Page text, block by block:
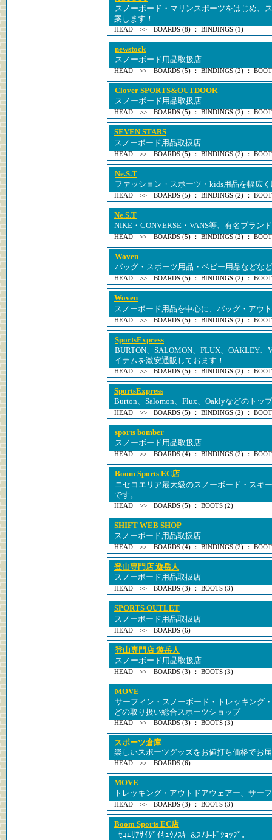
スノーボード・マリンスポーツをはじめ、
案します！
HEAD >> BOARDS (8) ： BINDINGS (1)
newstock
スノーボード用品取扱店
HEAD >> BOARDS (5) ： BINDINGS (2) ：
Clover SPORTS&OUTDOOR
スノーボード用品取扱店
HEAD >> BOARDS (5) ： BINDINGS (2) ：
SEVEN STARS
スノーボード用品取扱店
HEAD >> BOARDS (5) ： BINDINGS (2) ：
Ne.S.T
ファッション・スポーツ・kids用品を幅広
HEAD >> BOARDS (5) ： BINDINGS (2) ：
Ne.S.T
NIKE・CONVERSE・VANS等、有名ブラン
HEAD >> BOARDS (5) ： BINDINGS (2) ：
Woven
バッグ・スポーツ用品・ベビー用品などな
HEAD >> BOARDS (5) ： BINDINGS (2) ：
Woven
スノーボード用品を中心に、バッグ・アウ
HEAD >> BOARDS (5) ： BINDINGS (2) ：
SportsExpress
BURTON、SALOMON、FLUX、OAKLEY
イテムを激安通販しておます！
HEAD >> BOARDS (5) ： BINDINGS (2) ：
SportsExpress
Burton、Salomon、Flux、Oaklyなどのトッ
HEAD >> BOARDS (5) ： BINDINGS (2) ：
sports bomber
スノーボード用品取扱店
HEAD >> BOARDS (4) ： BINDINGS (2) ：
Boom Sports EC店
ニセコエリア最大級のスノーボード・スキ
です。
HEAD >> BOARDS (5) ： BOOTS (2)
SHIFT WEB SHOP
スノーボード用品取扱店
HEAD >> BOARDS (4) ： BINDINGS (2) ：
登山専門店 遊岳人
スノーボード用品取扱店
HEAD >> BOARDS (3) ： BOOTS (3)
SPORTS OUTLET
スノーボード用品取扱店
HEAD >> BOARDS (6)
登山専門店 遊岳人
スノーボード用品取扱店
HEAD >> BOARDS (3) ： BOOTS (3)
MOVE
サーフィン・スノーボード・トレッキング
どの取り扱い総合スポーツショップ
HEAD >> BOARDS (3) ： BOOTS (3)
スポーツ倉庫
楽しいスポーツグッズをお値打ち価格でお
HEAD >> BOARDS (6)
MOVE
トレッキング・アウトドアウェアー、サー
HEAD >> BOARDS (3) ： BOOTS (3)
Boom Sports EC店
ﾆｾｺｴﾘｱｻｲﾀﾞｲｷｭｳﾉｽｷｰ&ｽﾉﾎ-ﾄﾞｼｮｯﾌﾟ｡